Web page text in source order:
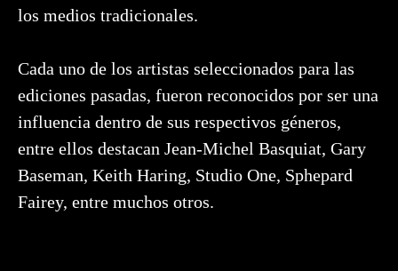
los medios tradicionales.
Cada uno de los artistas seleccionados para las
ediciones pasadas, fueron reconocidos por ser una
influencia dentro de sus respectivos géneros,
entre ellos destacan Jean-Michel Basquiat, Gary
Baseman, Keith Haring, Studio One, Sphepard
Fairey, entre muchos otros.